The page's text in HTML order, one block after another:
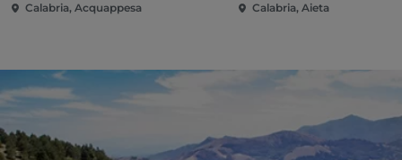
Calabria, Acquappesa Calabria, Aieta